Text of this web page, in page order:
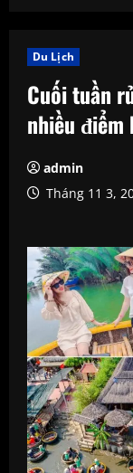
Du Lịch
Cuối tuần
nhiều
admin
Tháng 11 3,